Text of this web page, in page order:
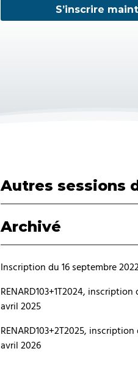
S’inscrire
Autres sessions
Archivé
Inscription du 16 septembre
RENARD103+1T2024,
avril 2025
RENARD103+2T2025, inscription
avril 2026